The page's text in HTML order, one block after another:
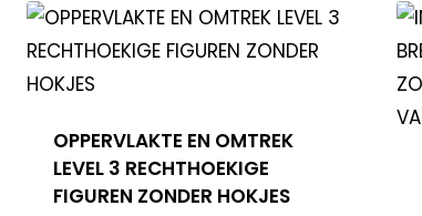
OPPERVLAKTE EN OMTREK
LEVEL 3 RECHTHOEKIGE
FIGUREN ZONDER HOKJES